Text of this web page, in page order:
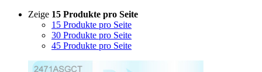
Zeige 15 Produkte pro Seite
15 Produkte pro Seite
30 Produkte pro Seite
45 Produkte pro Seite